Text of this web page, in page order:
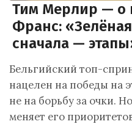
Тим Мерлир — о
Франс:
сначала —
Бельгийский топ-
нацелен на победы на
не на борьбу за очки.
меняет его